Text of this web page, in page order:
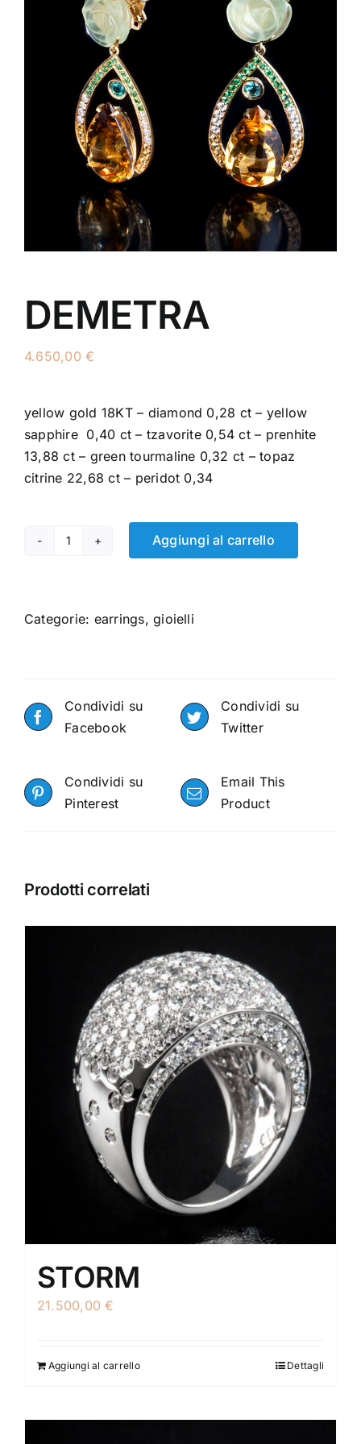
DEMETRA
4.650,00€
yellow gold 18KT – diamond 0,28 ct – yellow
sapphire 0,40 ct – tzavorite 0,54 ct – prenhite
13,88 ct – green tourmaline 0,32 ct – topaz
citrine 22,68 ct – peridot 0,34
DEMETRA
Aggiungi al carrello
Categorie: earrings,gioielli
Condividi su
Facebook
Condividi su
Twitter
Condividi su
Pinterest
Email This
Product
Prodotti correlati
STORM
21.500,00€
Aggiungi al carrello Dettagli